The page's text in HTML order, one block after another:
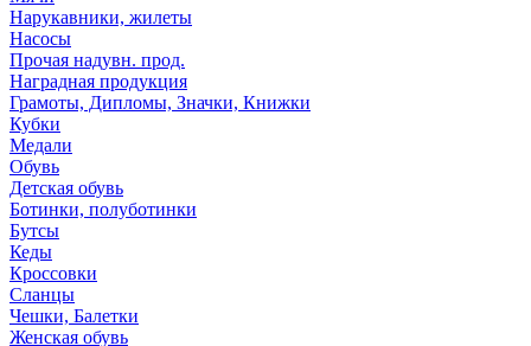
Нарукавники, жилеты
Насосы
Прочая надувн. прод.
Наградная продукция
Грамоты, Дипломы, Значки, Книжки
Кубки
Медали
Обувь
Детская обувь
Ботинки, полуботинки
Бутсы
Кеды
Кроссовки
Сланцы
Чешки, Балетки
Женская обувь